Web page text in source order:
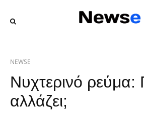
NEWSE
Νυχτερινό ρεύμα:
αλλάζει;